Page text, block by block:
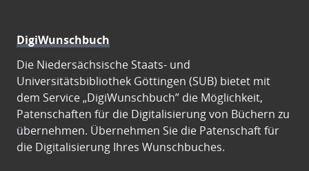
DigiWunschbuch
Die Niedersächsische Staats- und
Universitätsbibliothek Göttingen (SUB) bietet mit
dem Service „DigiWunschbuch” die Möglichkeit,
Patenschaften für die Digitalisierung von Büchern zu
übernehmen. Übernehmen Sie die Patenschaft für
die Digitalisierung Ihres Wunschbuches.